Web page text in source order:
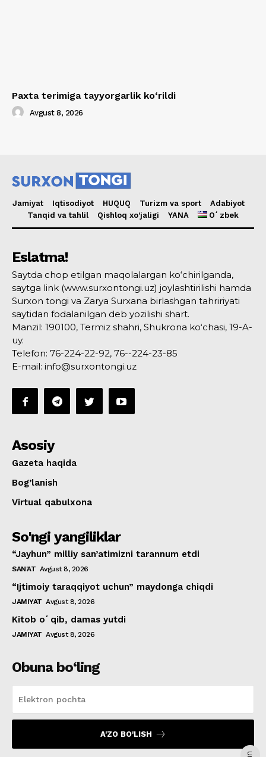
Paxta terimiga tayyorgarlik ko‘rildi
Avgust 8, 2026
Jamiyat Iqtisodiyot HUQUQ Turizm va sport
Adabiyot
Tanqid va tahlil
Qishloq xo’jaligi YANA Oʻzbek
Eslatma!
Saytda chop etilgan maqolalargan ko‘chirilganda,
saytga link (www.surxontongi.uz) joylashtirilishi hamda
Surxon tongi va Zarya Surxana birlashgan tahririyati
saytidan fodalanilgan deb yozilishi shart.
Manzil: 190100, Termiz shahri, Shukrona ko‘chasi, 19-A-
uy.
Telefon: 76-224-22-92, 76--224-23-85
E-mail: info@surxontongi.uz
Asosiy
Gazeta haqida
Bog’lanish
Virtual qabulxona
So'ngi yangiliklar
“Jayhun” milliy san’atimizni tarannum etdi
SAN'AT Avgust 8, 2026
“Ijtimoiy taraqqiyot uchun” maydonga chiqdi
JAMIYAT Avgust 8, 2026
Kitob oʻqib, damas yutdi
JAMIYAT Avgust 8, 2026
Obuna bo‘ling
A'ZO BO'LISH